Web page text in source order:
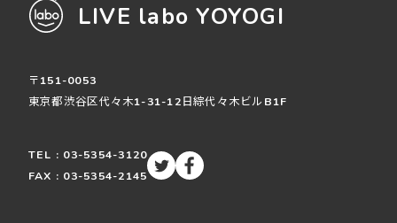
LIVE labo YOYOGI
〒151-0053
東京都渋谷区代々木1-31-12日綜代々木ビルB1F
TEL : 03-5354-3120
FAX : 03-5354-2145